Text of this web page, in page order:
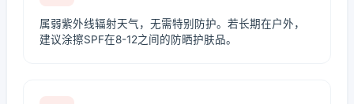
属弱紫外线辐射天气，无需特别防护。若长期在户外，
建议涂擦SPF在8-12之间的防晒护肤品。